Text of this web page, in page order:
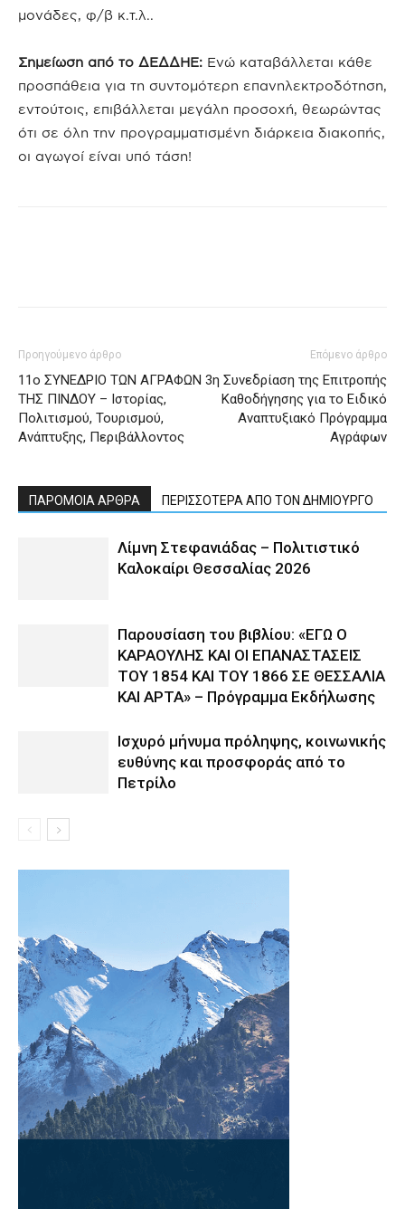
μονάδες, φ/β κ.τ.λ..
Σημείωση από το ΔΕΔΔΗΕ: Ενώ καταβάλλεται κάθε
προσπάθεια για τη συντομότερη επανηλεκτροδότηση,
εντούτοις, επιβάλλεται μεγάλη προσοχή, θεωρώντας
ότι σε όλη την προγραμματισμένη διάρκεια διακοπής,
οι αγωγοί είναι υπό τάση!
Προηγούμενο άρθρο
11ο ΣΥΝΕΔΡΙΟ ΤΩΝ ΑΓΡΑΦΩΝ
ΤΗΣ ΠΙΝΔΟΥ – Ιστορίας,
Πολιτισμού, Τουρισμού,
Ανάπτυξης, Περιβάλλοντος
Επόμενο άρθρο
3η Συνεδρίαση της Επιτροπής
Καθοδήγησης για το Ειδικό
Αναπτυξιακό Πρόγραμμα
Αγράφων
ΠΑΡΟΜΟΙΑ ΑΡΘΡΑ ΠΕΡΙΣΣΟΤΕΡΑ ΑΠΟ ΤΟΝ ΔΗΜΙΟΥΡΓΟ
Λίμνη Στεφανιάδας – Πολιτιστικό
Καλοκαίρι Θεσσαλίας 2026
Παρουσίαση του βιβλίου: «ΕΓΩ Ο
ΚΑΡΑΟΥΛΗΣ ΚΑΙ ΟΙ ΕΠΑΝΑΣΤΑΣΕΙΣ
ΤΟΥ 1854 ΚΑΙ ΤΟΥ 1866 ΣΕ ΘΕΣΣΑΛΙΑ
ΚΑΙ ΑΡΤΑ» – Πρόγραμμα Εκδήλωσης
Ισχυρό μήνυμα πρόληψης, κοινωνικής
ευθύνης και προσφοράς από το
Πετρίλο